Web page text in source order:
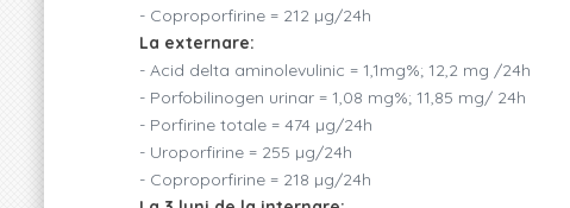
- Coproporfirine = 212 µg/24h
La externare:
- Acid delta aminolevulinic = 1,1mg%; 12,2 mg /24h
- Porfobilinogen urinar = 1,08 mg%; 11,85 mg/ 24h
- Porfirine totale = 474 µg/24h
- Uroporfirine = 255 µg/24h
- Coproporfirine = 218 µg/24h